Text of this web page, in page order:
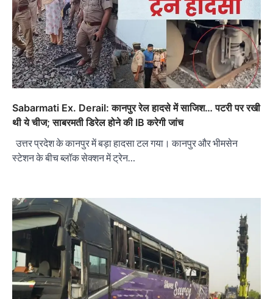
Sabarmati Ex. Derail: कानपुर रेल हादसे में साजिश… पटरी पर रखी
थी ये चीज; साबरमती डिरेल होने की IB करेगी जांच
उत्तर प्रदेश के कानपुर में बड़ा हादसा टल गया। कानपुर और भीमसेन
स्टेशन के बीच ब्लॉक सेक्शन में ट्रेन…